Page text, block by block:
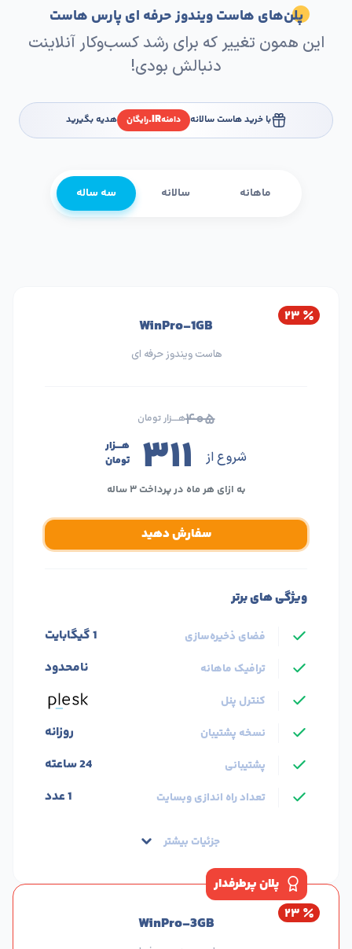
پلن‌های هاست ویندوز حرفه ای پارس هاست
این همون تغییر که برای رشد کسب‌وکار آنلاینت
دنبالش بودی!
با خرید هاست سالانه دامنهIR. رایگان هدیه بگیرید
سه ساله سالانه ماهانه
۲۳ WinPro-1GB
هاست ویندوز حرفه ای
۴۰۵هــــزار تومان
شروع از ۳۱۱
هــــزار
تومان
به ازای هر ماه در پرداخت ۳ ساله
سفارش دهید
ویژگی های برتر
فضای ذخیره‌سازی 1 گیگابایت
ترافیک ماهانه نامحدود
کنترل پنل
نسخه پشتیبان
روزانه
پشتیبانی 24 ساعته
تعداد راه اندازی وبسایت 1 عدد
جزئیات بیشتر
۲۳
پلان پرطرفدار
WinPro-3GB